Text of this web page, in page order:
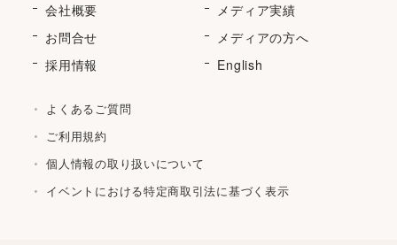
会社概要
メディア実績
お問合せ
メディアの方へ
採用情報
English
よくあるご質問
ご利用規約
個人情報の取り扱いについて
イベントにおける特定商取引法に基づく表示